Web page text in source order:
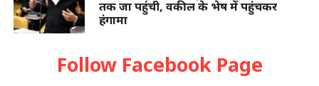
तक जा पहुंची, वकील के भेष में पहुंचकर
हंगामा
Follow Facebook Page